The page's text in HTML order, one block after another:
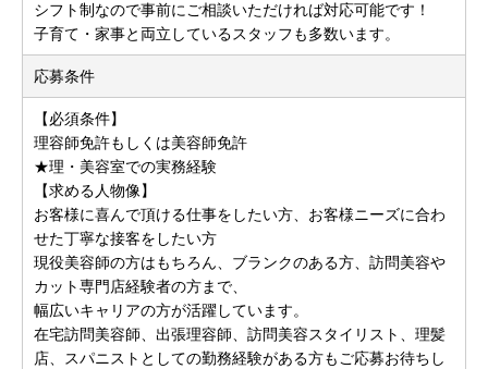
シフト制なので事前にご相談いただければ対応可能です！
子育て・家事と両立しているスタッフも多数います。
応募条件
【必須条件】
理容師免許もしくは美容師免許
★理・美容室での実務経験
【求める人物像】
お客様に喜んで頂ける仕事をしたい方、お客様ニーズに合わ
せた丁寧な接客をしたい方
現役美容師の方はもちろん、ブランクのある方、訪問美容や
カット専門店経験者の方まで、
幅広いキャリアの方が活躍しています。
在宅訪問美容師、出張理容師、訪問美容スタイリスト、理髪
店、スパニストとしての勤務経験がある方もご応募お待ちし